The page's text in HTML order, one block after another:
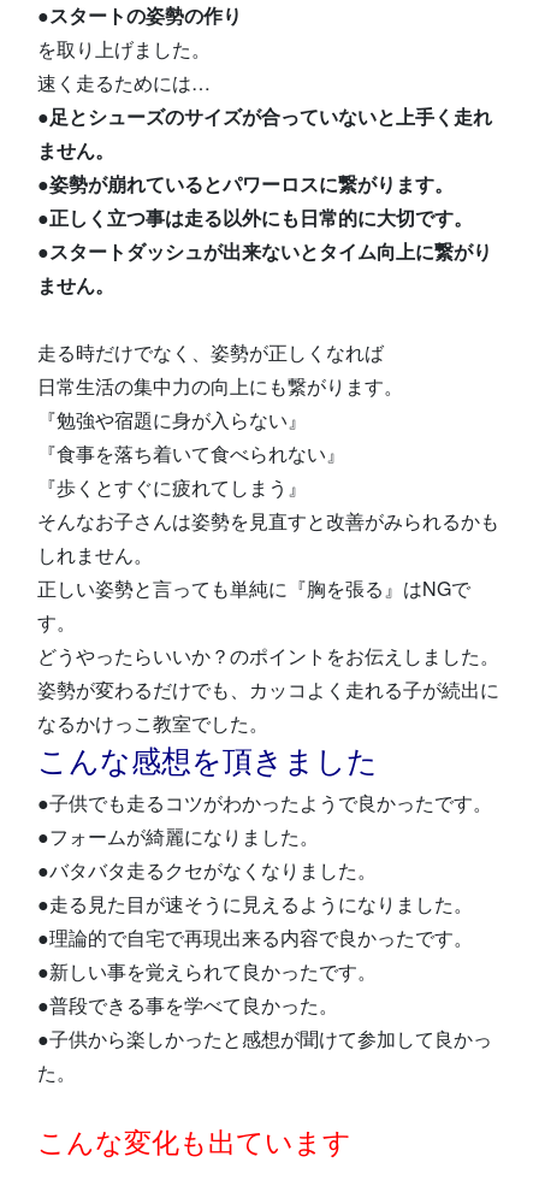
●スタートの姿勢の作り
を取り上げました。
速く走るためには…
●足とシューズのサイズが合っていないと上手く走れ
ません。
●姿勢が崩れているとパワーロスに繋がります。
●正しく立つ事は走る以外にも日常的に大切です。
●スタートダッシュが出来ないとタイム向上に繋がり
ません。
走る時だけでなく、姿勢が正しくなれば
日常生活の集中力の向上にも繋がります。
『勉強や宿題に身が入らない』
『食事を落ち着いて食べられない』
『歩くとすぐに疲れてしまう』
そんなお子さんは姿勢を見直すと改善がみられるかも
しれません。
正しい姿勢と言っても単純に『胸を張る』はNGで
す。
どうやったらいいか？のポイントをお伝えしました。
姿勢が変わるだけでも、カッコよく走れる子が続出に
なるかけっこ教室でした。
こんな感想を頂きました
●子供でも走るコツがわかったようで良かったです。
●フォームが綺麗になりました。
●バタバタ走るクセがなくなりました。
●走る見た目が速そうに見えるようになりました。
●理論的で自宅で再現出来る内容で良かったです。
●新しい事を覚えられて良かったです。
●普段できる事を学べて良かった。
●子供から楽しかったと感想が聞けて参加して良かっ
た。
こんな変化も出ています